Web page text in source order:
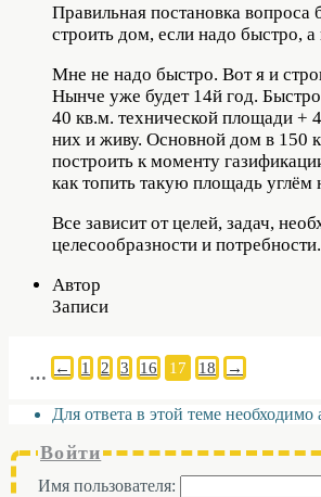
Правильная постановка вопроса
строить дом, если надо быстро,
Мне не надо быстро. Вот я и
Нынче уже будет 14й год.
40 кв.м. технической площади +
них и живу. Основной дом в 150
построить к моменту
как топить такую площадь
Все зависит от целей, задач,
целесообразности и потребности.
Автор
Записи
← 1 2 3
… 16 17 18 →
Для ответа в этой теме необходимо
Войти
Имя пользователя: